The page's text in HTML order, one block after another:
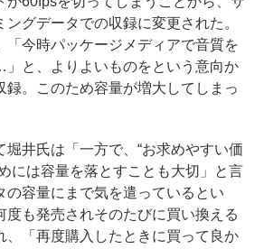
ングデータでの収録に変更された。
「今時パッケージメディアで音質を
と、よりよいものをという意向か
録。このため容量が増大してしまっ
井氏は「一方で、“お求めやすい価
には容量を落とすことも大切」と言
の容量にまで気を遣っているとい
度も発売されそのたびに買い換える
、「再度購入したときに買って良か